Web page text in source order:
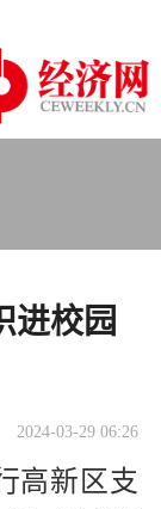
进校园
2024-03-29 06:26
高新区支